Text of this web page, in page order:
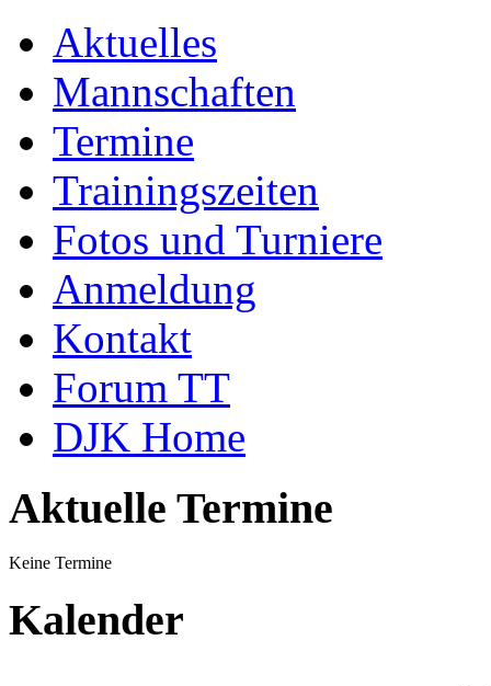
Aktuelles
Mannschaften
Termine
Trainingszeiten
Fotos und Turniere
Anmeldung
Kontakt
Forum TT
DJK Home
Aktuelle Termine
Keine Termine
Kalender